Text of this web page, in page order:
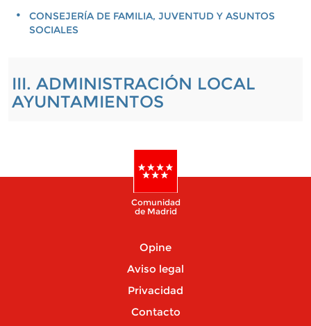
CONSEJERÍA DE FAMILIA, JUVENTUD Y ASUNTOS
SOCIALES
III. ADMINISTRACIÓN LOCAL
AYUNTAMIENTOS
Comunidad
de Madrid
Opine
Aviso legal
Privacidad
Contacto